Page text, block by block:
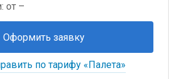
от –
Оформить заявку
по тарифу «Палета»